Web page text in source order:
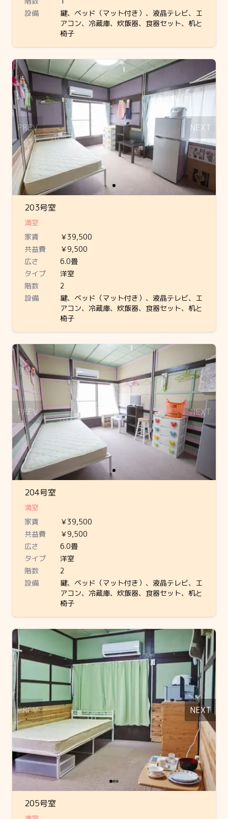
設備
鍵、ベッド（マット付き）、液晶テレビ、エ
アコン、冷蔵庫、炊飯器、食器セット、机と
椅子
Slide 1 of 1
PREV NEXT
203号室
満室
家賃
￥39,500
共益費
￥9,500
広さ
6.0畳
タイプ
洋室
階数
2
設備
鍵、ベッド（マット付き）、液晶テレビ、エ
アコン、冷蔵庫、炊飯器、食器セット、机と
椅子
Slide 1 of 1
PREV NEXT
204号室
満室
家賃
￥39,500
共益費
￥9,500
広さ
6.0畳
タイプ
洋室
階数
2
設備
鍵、ベッド（マット付き）、液晶テレビ、エ
アコン、冷蔵庫、炊飯器、食器セット、机と
椅子
Slide 1 of 3
PREV NEXT
205号室